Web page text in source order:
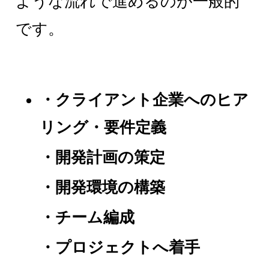
です。
・クライアント企業へのヒア
リング・要件定義
・開発計画の策定
・開発環境の構築
・チーム編成
・プロジェクトへ着手